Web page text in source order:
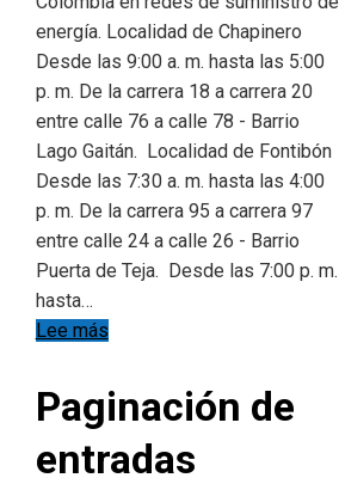
energía. Localidad de Chapinero
Desde las 9:00 a. m. hasta las 5:00
p. m. De la carrera 18 a carrera 20
entre calle 76 a calle 78 - Barrio
Lago Gaitán. Localidad de Fontibón
Desde las 7:30 a. m. hasta las 4:00
p. m. De la carrera 95 a carrera 97
entre calle 24 a calle 26 - Barrio
Puerta de Teja. Desde las 7:00 p. m.
hasta…
Lee más
Paginación de
entradas